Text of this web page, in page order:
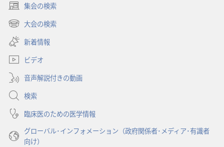
集会の検索
（新
し
タ
で
開
く）
大会の検索
（新
し
い
タ
ブ
で
開
く）
新着情報
ビデオ
音声解説付きの動画
検索
臨床医のための医学情報
グローバル･インフォメーション（政府関係者･メディア･有識者
向け）